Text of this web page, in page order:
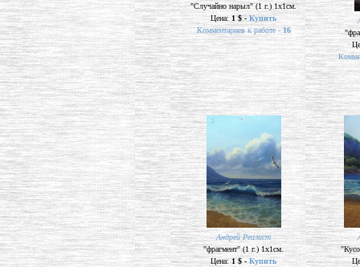
"Случайно нарыл" (1 г.) 1х1см.
Цена: 1 $ -Купить
Комментариев к работе -16
Андрей Реалист
"фрагмент" (1 г.) 1х1см.
Цена:1 $ - Купить